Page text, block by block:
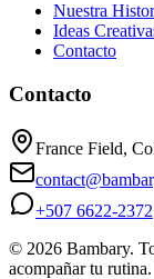
Nuestra
Ideas
Contacto
Contacto
France Field,
+507 6622-2372
© 2026 Bambary.
acompañar tu rutina.